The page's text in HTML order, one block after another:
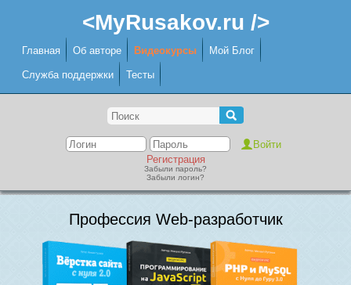
<MyRusakov.ru />
Главная Об авторе Видеокурсы Мой Блог
Служба поддержки Тесты
Регистрация
Забыли пароль?
Забыли логин?
Профессия Web-разработчик